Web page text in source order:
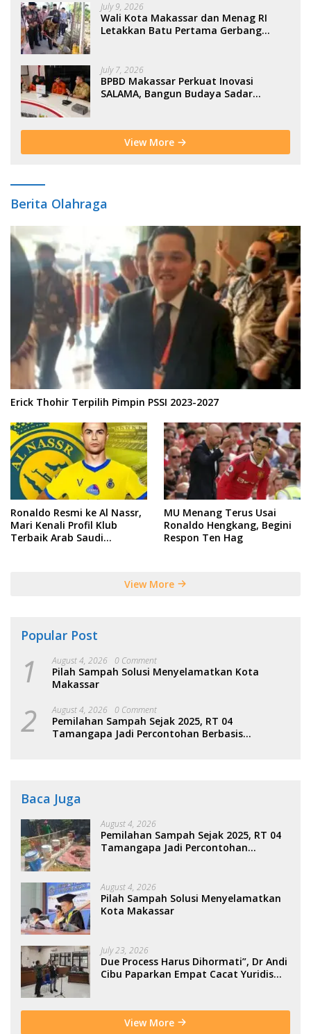
July 9, 2026
Wali Kota Makassar dan Menag RI
Letakkan Batu Pertama Gerbang
July 7, 2026
BPBD Makassar Perkuat Inovasi
SALAMA, Bangun Budaya Sadar
View More
Berita Olahraga
Erick Thohir Terpilih Pimpin PSSI 2023-2027
Ronaldo Resmi ke Al Nassr,
Mari Kenali Profil Klub
Terbaik Arab Saudi
MU Menang Terus Usai
Ronaldo Hengkang, Begini
Respon Ten Hag
View More
Popular Post
1 August 4, 2026 0 Comment
Pilah Sampah Solusi Menyelamatkan Kota
Makassar
2 August 4, 2026 0 Comment
Pemilahan Sampah Sejak 2025, RT 04
Tamangapa Jadi Percontohan Berbasis
Baca Juga
August 4, 2026
Pemilahan Sampah Sejak 2025, RT 04
Tamangapa Jadi Percontohan
August 4, 2026
Pilah Sampah Solusi Menyelamatkan
Kota Makassar
July 23, 2026
Due Process Harus Dihormati”, Dr Andi
Cibu Paparkan Empat Cacat Yuridis
View More